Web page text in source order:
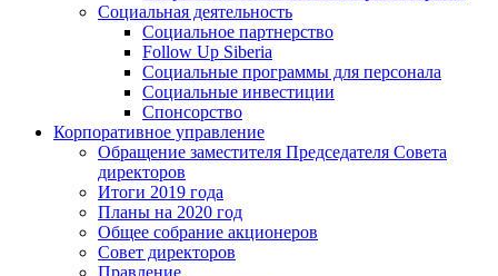
Социальная деятельность
Социальное партнерство
Follow Up Siberia
Социальные программы для персонала
Социальные инвестиции
Спонсорство
Корпоративное управление
Обращение заместителя Председателя Совета
директоров
Итоги 2019 года
Планы на 2020 год
Общее собрание акционеров
Совет директоров
Правление